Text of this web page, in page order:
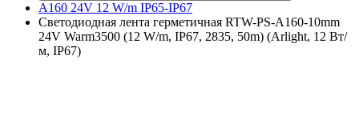
A160 24V 12 W/m IP65-IP67
Светодиодная лента герметичная RTW-PS-A160-10mm
24V Warm3500 (12 W/m, IP67, 2835, 50m) (Arlight, 12 Вт/
м, IP67)